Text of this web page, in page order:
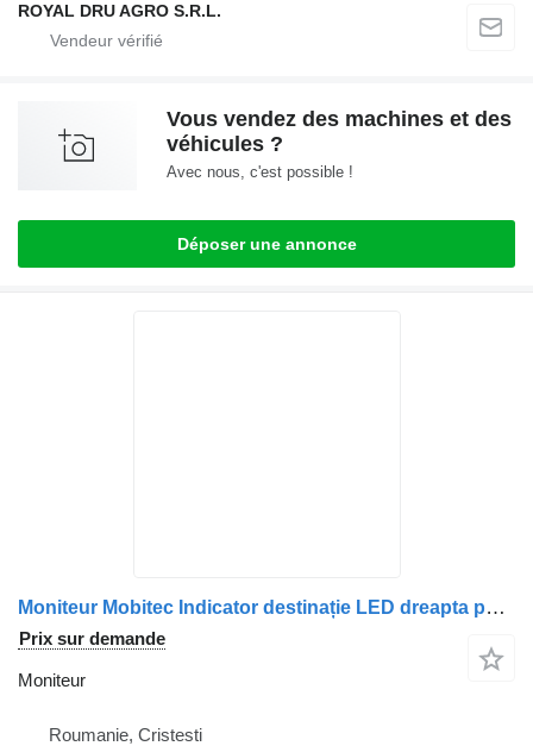
ROYAL DRU AGRO S.R.L.
Vous vendez des machines et des
véhicules ?
Avec nous, c'est possible !
Déposer une annonce
Moniteur Mobitec Indicator destinație LED dreapta pour bus Scania
Prix sur demande
Moniteur
Roumanie, Cristesti